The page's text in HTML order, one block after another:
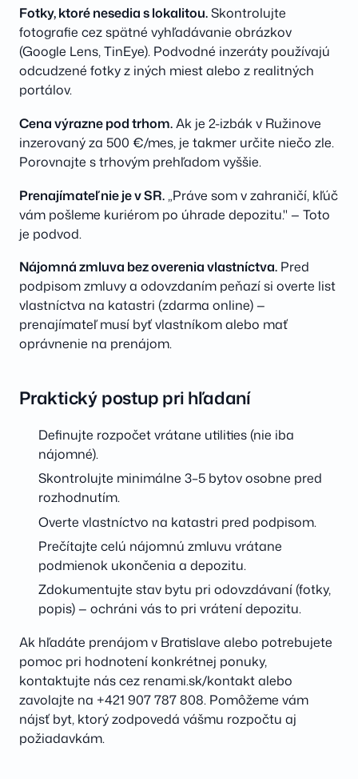
Fotky, ktoré nesedia s lokalitou.Skontrolujte
fotografie cez spätné vyhľadávanie obrázkov
(Google Lens, TinEye). Podvodné inzeráty používajú
odcudzené fotky z iných miest alebo z realitných
portálov.
Cena výrazne pod trhom.Ak je 2-izbák v Ružinove
inzerovaný za 500 €/mes, je takmer určite niečo zle.
Porovnajte s trhovým prehľadom vyššie.
Prenajímateľ nie je v SR.„Práve som v zahraničí, kľúč
vám pošleme kuriérom po úhrade depozitu." — Toto
je podvod.
Nájomná zmluva bez overenia vlastníctva. Pred
podpisom zmluvy a odovzdaním peňazí si overte list
vlastníctva na katastri (zdarma online) —
prenajímateľ musí byť vlastníkom alebo mať
oprávnenie na prenájom.
Praktický postup pri hľadaní
Definujte rozpočet vrátane utilities (nie iba
nájomné).
Skontrolujte minimálne 3–5 bytov osobne pred
rozhodnutím.
Overte vlastníctvo na katastri pred podpisom.
Prečítajte celú nájomnú zmluvu vrátane
podmienok ukončenia a depozitu.
Zdokumentujte stav bytu pri odovzdávaní (fotky,
popis) — ochráni vás to pri vrátení depozitu.
Ak hľadáte prenájom v Bratislave alebo potrebujete
pomoc pri hodnotení konkrétnej ponuky,
kontaktujte nás cez renami.sk/kontakt alebo
zavolajte na +421 907 787 808. Pomôžeme vám
nájsť byt, ktorý zodpovedá vášmu rozpočtu aj
požiadavkám.